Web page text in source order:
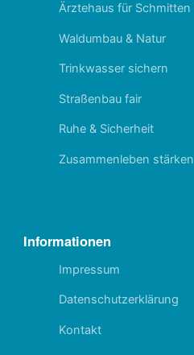
Ärztehaus für Schmitten
Waldumbau & Natur
Trinkwasser sichern
Straßenbau fair
Ruhe & Sicherheit
Zusammenleben stärken
Informationen
Impressum
Datenschutzerklärung
Kontakt